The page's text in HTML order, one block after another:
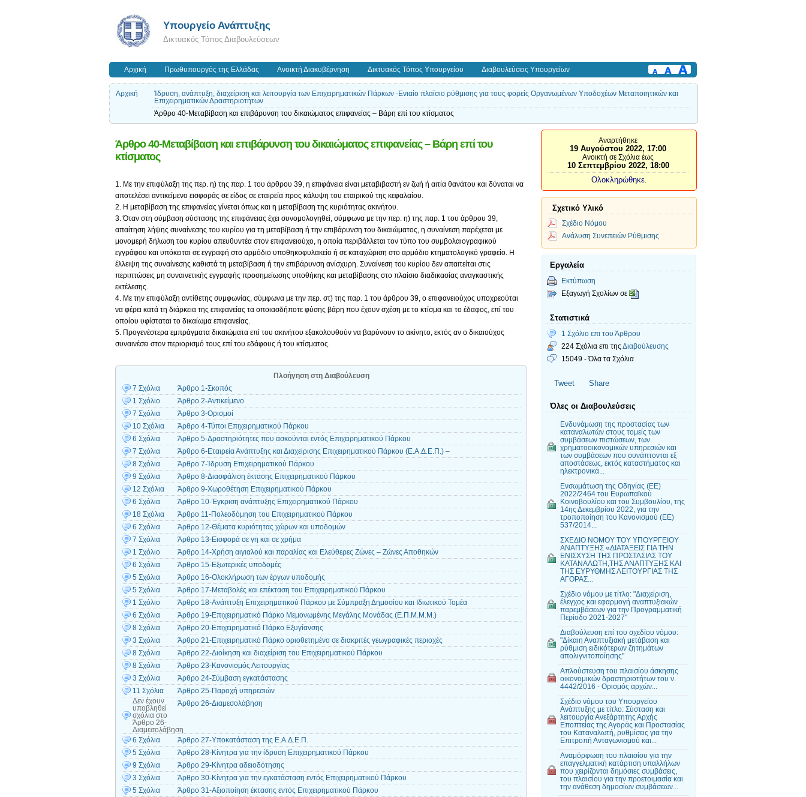
Υπουργείο Ανάπτυξης
Δικτυακός Τόπος Διαβουλεύσεων
Αρχική Πρωθυπουργός της Ελλάδας Ανοικτή Διακυβέρνηση Δικτυακός Τόπος Υπουργείου Διαβουλεύσεις Υπουργείων
Αρχική
Ίδρυση, ανάπτυξη, διαχείριση και λειτουργία των Επιχειρηματικών Πάρκων -Ενιαίο πλαίσιο ρύθμισης για τους φορείς Οργανωμένων Υποδοχέων Μεταποιητικών και
Επιχειρηματικών Δραστηριοτήτων
Άρθρο 40-Μεταβίβαση και επιβάρυνση του δικαιώματος επιφανείας – Βάρη επί του κτίσματος
Άρθρο 40-Μεταβίβαση και επιβάρυνση του δικαιώματος επιφανείας – Βάρη επί του
κτίσματος
1. Με την επιφύλαξη της περ. η) της παρ. 1 του άρθρου 39, η επιφάνεια είναι μεταβιβαστή εν ζωή ή αιτία θανάτου και δύναται να
αποτελέσει αντικείμενο εισφοράς σε είδος σε εταιρεία προς κάλυψη του εταιρικού της κεφαλαίου.
2. Η μεταβίβαση της επιφανείας γίνεται όπως και η μεταβίβαση της κυριότητας ακινήτου.
3. Όταν στη σύμβαση σύστασης της επιφάνειας έχει συνομολογηθεί, σύμφωνα με την περ. η) της παρ. 1 του άρθρου 39,
απαίτηση λήψης συναίνεσης του κυρίου για τη μεταβίβαση ή την επιβάρυνση του δικαιώματος, η συναίνεση παρέχεται με
μονομερή δήλωση του κυρίου απευθυντέα στον επιφανειούχο, η οποία περιβάλλεται τον τύπο του συμβολαιογραφικού
εγγράφου και υπόκειται σε εγγραφή στο αρμόδιο υποθηκοφυλακείο ή σε καταχώριση στο αρμόδιο κτηματολογικό γραφείο. Η
έλλειψη της συναίνεσης καθιστά τη μεταβίβαση ή την επιβάρυνση ανίσχυρη. Συναίνεση του κυρίου δεν απαιτείται στις
περιπτώσεις μη συναινετικής εγγραφής προσημείωσης υποθήκης και μεταβίβασης στο πλαίσιο διαδικασίας αναγκαστικής
εκτέλεσης.
4. Με την επιφύλαξη αντίθετης συμφωνίας, σύμφωνα με την περ. στ) της παρ. 1 του άρθρου 39, ο επιφανειούχος υποχρεούται
να φέρει κατά τη διάρκεια της επιφανείας τα οποιασδήποτε φύσης βάρη που έχουν σχέση με το κτίσμα και το έδαφος, επί του
οποίου υφίσταται το δικαίωμα επιφανείας.
5. Προγενέστερα εμπράγματα δικαιώματα επί του ακινήτου εξακολουθούν να βαρύνουν το ακίνητο, εκτός αν ο δικαιούχος
συναινέσει στον περιορισμό τους επί του εδάφους ή του κτίσματος.
Πλοήγηση στη Διαβούλευση
7 Σχόλια
Άρθρο 1-Σκοπός
1 Σχόλιο
Άρθρο 2-Αντικείμενο
7 Σχόλια
Άρθρο 3-Ορισμοί
10 Σχόλια
Άρθρο 4-Τύποι Επιχειρηματικού Πάρκου
6 Σχόλια
Άρθρο 5-Δραστηριότητες που ασκούνται εντός Επιχειρηματικού Πάρκου
7 Σχόλια
Άρθρο 6-Εταιρεία Ανάπτυξης και Διαχείρισης Επιχειρηματικού Πάρκου (Ε.Α.Δ.Ε.Π.) –
8 Σχόλια
Άρθρο 7-Ίδρυση Επιχειρηματικού Πάρκου
9 Σχόλια
Άρθρο 8-Διασφάλιση έκτασης Επιχειρηματικού Πάρκου
12 Σχόλια
Άρθρο 9-Χωροθέτηση Επιχειρηματικού Πάρκου
6 Σχόλια
Άρθρο 10-Έγκριση ανάπτυξης Επιχειρηματικού Πάρκου
18 Σχόλια
Άρθρο 11-Πολεοδόμηση του Επιχειρηματικού Πάρκου
6 Σχόλια
Άρθρο 12-Θέματα κυριότητας χώρων και υποδομών
7 Σχόλια
Άρθρο 13-Εισφορά σε γη και σε χρήμα
1 Σχόλιο
Άρθρο 14-Χρήση αιγιαλού και παραλίας και Ελεύθερες Ζώνες – Ζώνες Αποθηκών
6 Σχόλια
Άρθρο 15-Εξωτερικές υποδομές
5 Σχόλια
Άρθρο 16-Ολοκλήρωση των έργων υποδομής
5 Σχόλια
Άρθρο 17-Μεταβολές και επέκταση του Επιχειρηματικού Πάρκου
1 Σχόλιο
Άρθρο 18-Ανάπτυξη Επιχειρηματικού Πάρκου με Σύμπραξη Δημοσίου και Ιδιωτικού Τομέα
6 Σχόλια
Άρθρο 19-Επιχειρηματικό Πάρκο Μεμονωμένης Μεγάλης Μονάδας (Ε.Π.Μ.Μ.Μ.)
8 Σχόλια
Άρθρο 20-Επιχειρηματικό Πάρκο Εξυγίανσης
3 Σχόλια
Άρθρο 21-Επιχειρηματικό Πάρκο οριοθετημένο σε διακριτές γεωγραφικές περιοχές
8 Σχόλια
Άρθρο 22-Διοίκηση και διαχείριση του Επιχειρηματικού Πάρκου
8 Σχόλια
Άρθρο 23-Κανονισμός Λειτουργίας
3 Σχόλια
Άρθρο 24-Σύμβαση εγκατάστασης
11 Σχόλια
Άρθρο 25-Παροχή υπηρεσιών
Δεν έχουν
υποβληθεί
σχόλια στο
Άρθρο 26-
Διαμεσολάβηση
Άρθρο 26-Διαμεσολάβηση
6 Σχόλια
Άρθρο 27-Υποκατάσταση της Ε.Α.Δ.Ε.Π.
5 Σχόλια
Άρθρο 28-Κίνητρα για την ίδρυση Επιχειρηματικού Πάρκου
9 Σχόλια
Άρθρο 29-Κίνητρα αδειοδότησης
3 Σχόλια
Άρθρο 30-Κίνητρα για την εγκατάσταση εντός Επιχειρηματικού Πάρκου
5 Σχόλια
Άρθρο 31-Αξιοποίηση έκτασης εντός Επιχειρηματικού Πάρκου
Αναρτήθηκε
19 Αυγούστου 2022, 17:00
Ανοικτή σε Σχόλια έως
10 Σεπτεμβρίου 2022, 18:00
Ολοκληρώθηκε.
Σχετικό Υλικό
Σχέδιο Νόμου
Ανάλυση Συνεπειών Ρύθμισης
Εργαλεία
Εκτύπωση
Εξαγωγή Σχολίων σε
Στατιστικά
1 Σχόλιο επι του Άρθρου
224 Σχόλια επι της Διαβούλευσης
15049 - Όλα τα Σχόλια
Tweet Share
Όλες οι Διαβουλεύσεις
Ενδυνάμωση της προστασίας των
καταναλωτών στους τομείς των
συμβάσεων πιστώσεων, των
χρηματοοικονομικών υπηρεσιών και
των συμβάσεων που συνάπτονται εξ
αποστάσεως, εκτός καταστήματος και
ηλεκτρονικά...
Ενσωμάτωση της Οδηγίας (ΕΕ)
2022/2464 του Ευρωπαϊκού
Κοινοβουλίου και του Συμβουλίου, της
14ης Δεκεμβρίου 2022, για την
τροποποίηση του Κανονισμού (ΕΕ)
537/2014...
ΣΧΕΔΙΟ ΝΟΜΟΥ ΤΟΥ ΥΠΟΥΡΓΕΙΟΥ
ΑΝΑΠΤΥΞΗΣ «ΔΙΑΤΑΞΕΙΣ ΓΙΑ ΤΗΝ
ΕΝΙΣΧΥΣΗ ΤΗΣ ΠΡΟΣΤΑΣΙΑΣ ΤΟΥ
ΚΑΤΑΝΑΛΩΤΗ,ΤΗΣ ΑΝΑΠΤΥΞΗΣ ΚΑΙ
ΤΗΣ ΕΥΡΥΘΜΗΣ ΛΕΙΤΟΥΡΓΙΑΣ ΤΗΣ
ΑΓΟΡΑΣ...
Σχέδιο νόμου με τίτλο: "Διαχείριση,
έλεγχος και εφαρμογή αναπτυξιακών
παρεμβάσεων για την Προγραμματική
Περίοδο 2021-2027"
Διαβούλευση επί του σχεδίου νόμου:
"Δίκαιη Αναπτυξιακή μετάβαση και
ρύθμιση ειδικότερων ζητημάτων
απολιγνιτοποίησης"
Απλούστευση του πλαισίου άσκησης
οικονομικών δραστηριοτήτων του ν.
4442/2016 - Ορισμός αρχών...
Σχέδιο νόμου του Υπουργείου
Ανάπτυξης με τίτλο: Σύσταση και
λειτουργία Ανεξάρτητης Αρχής
Εποπτείας της Αγοράς και Προστασίας
του Καταναλωτή, ρυθμίσεις για την
Επιτροπή Ανταγωνισμού και...
Αναμόρφωση του πλαισίου για την
επαγγελματική κατάρτιση υπαλλήλων
που χειρίζονται δημόσιες συμβάσεις,
του πλαισίου για την προετοιμασία και
την ανάθεση δημοσίων συμβάσεων...